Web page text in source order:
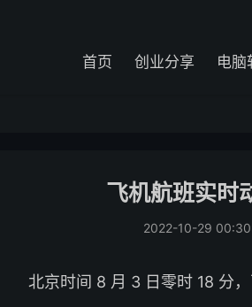
首页 创业分享 电脑
飞机航班实时
2022-10-29
北京时间 8 月 3 日零时 18 分